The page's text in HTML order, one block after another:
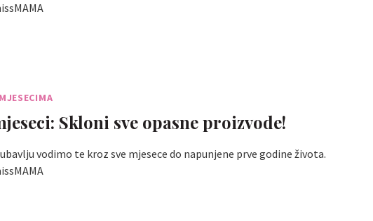
Skloni sve opasne proizvode!
vodimo te kroz sve mjesece do napunjene prve godine života.